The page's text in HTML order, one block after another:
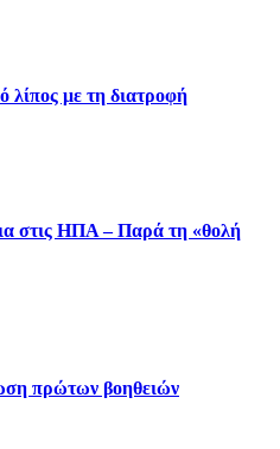
λίπος με τη διατροφή
στις ΗΠΑ – Παρά τη «θολή
πρώτων βοηθειών